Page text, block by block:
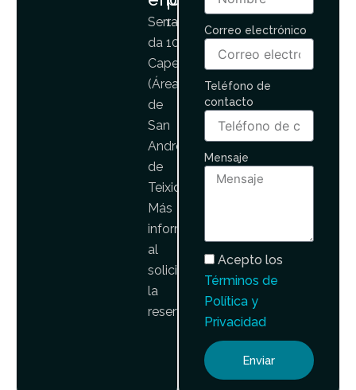
Serra
da
Capelada
(Área
de
San
Andrés
de
Teixido)
Más
información
al
solicitar
la
reserva
1-
10
45€
Correo electrónico
Teléfono de
contacto
Mensaje
Acepto los
Términos de
Política y
Privacidad
Enviar